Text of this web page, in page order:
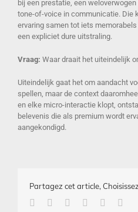
bij een prestatie, een
tone-of-voice in communicatie. Die
ervaring samen tot iets
een expliciet dure uitstraling.
Vraag: Waar draait het uiteindelijk
Uiteindelijk gaat het om aandacht
spellen, maar de context
en elke micro-interactie klopt,
belevenis die als premium wordt
aangekondigd.
Partagez cet article,
Facebook
TwitterLinkedinGoogle+Pinterest